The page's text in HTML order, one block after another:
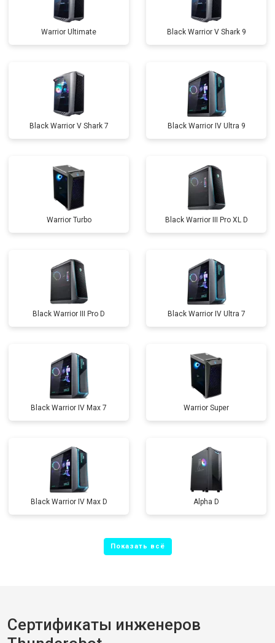
Warrior Ultimate Black Warrior V Shark 9
Black Warrior V Shark 7 Black Warrior IV Ultra 9
Warrior Turbo Black Warrior III Pro XL D
Black Warrior III Pro D Black Warrior IV Ultra 7
Black Warrior IV Max 7 Warrior Super
Black Warrior IV Max D Alpha D
Сертификаты инженеров